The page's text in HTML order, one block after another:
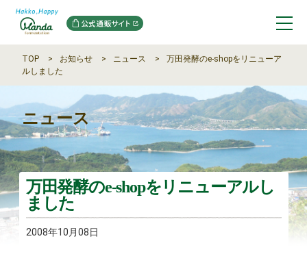
TOP お知らせ ニュース
万田発酵のe-shopをリニューア
ルしました
ニュース
万田発酵のe-shopをリニューアルし
ました
2008年10月08日